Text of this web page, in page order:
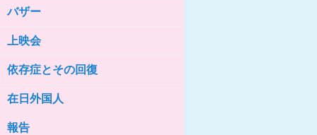
女性の家HELP ネットワークニュー
女性の家HELP ネットワークニュー
ス No.78
ス No.77
バザー
上映会
依存症とその回復
在日外国人
報告